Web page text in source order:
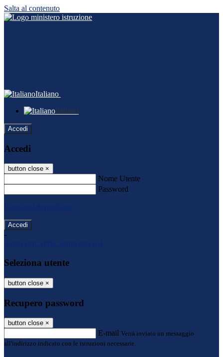
Salta al contenuto
Italiano
Italiano
Accedi
Accedi
button close ×
Nome Utente
Password
Password dimenticata?
-
Entra con SPID
Entra con CIE
Seleziona utente
button close ×
Recupero password
button close ×
E-mail Verrà inviato un messaggio
all'indirizzo indicato con le istruzioni necessarie.